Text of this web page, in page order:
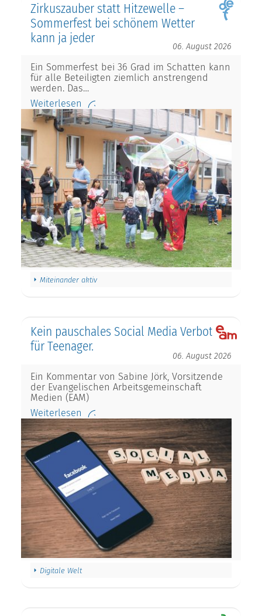
Zirkuszauber statt Hitzewelle –
Sommerfest bei schönem Wetter
kann ja jeder
06. August 2026
Ein Sommerfest bei 36 Grad im Schatten kann
für alle Beteiligten ziemlich anstrengend
werden. Das…
Weiterlesen
Miteinander aktiv
Kein pauschales Social Media Verbot
für Teenager.
06. August 2026
Ein Kommentar von Sabine Jörk, Vorsitzende
der Evangelischen Arbeitsgemeinschaft
Medien (EAM)
Weiterlesen
Digitale Welt